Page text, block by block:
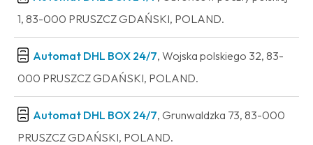
1, 83-000 PRUSZCZ GDAŃSKI, POLAND.
Automat DHL BOX 24/7, Wojska polskiego 32, 83-
000 PRUSZCZ GDAŃSKI, POLAND.
Automat DHL BOX 24/7, Grunwaldzka 73, 83-000
PRUSZCZ GDAŃSKI, POLAND.